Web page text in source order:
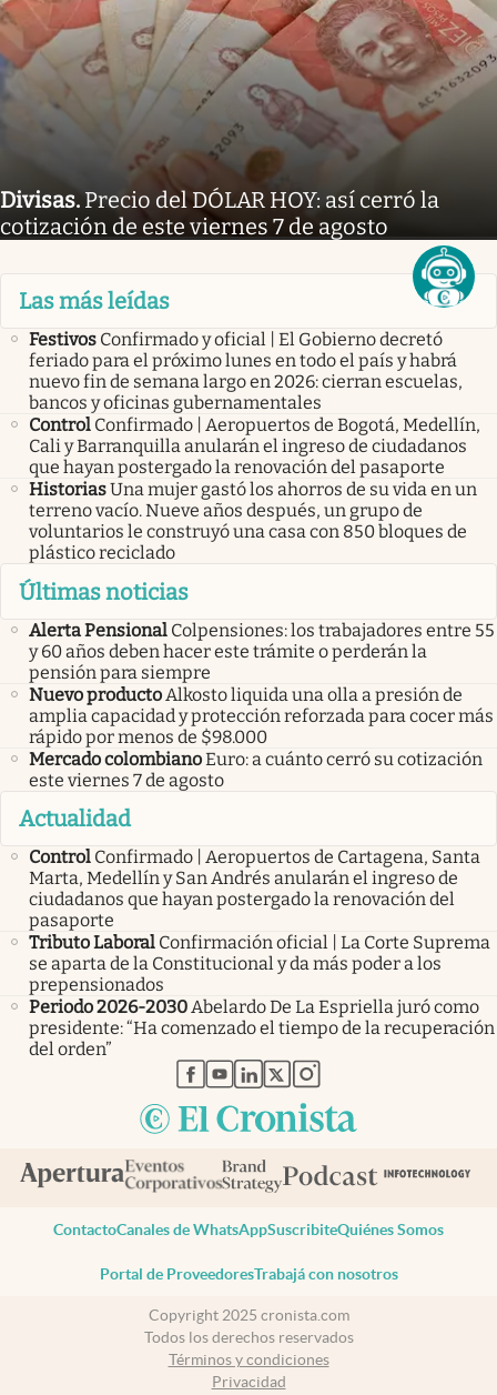
Divisas.Precio del DÓLAR HOY: así cerró la
cotización de este viernes 7 de agosto
Las más leídas
Festivos Confirmado y oficial | El Gobierno decretó
feriado para el próximo lunes en todo el país y habrá
nuevo fin de semana largo en 2026: cierran escuelas,
bancos y oficinas gubernamentales
Control Confirmado | Aeropuertos de Bogotá, Medellín,
Cali y Barranquilla anularán el ingreso de ciudadanos
que hayan postergado la renovación del pasaporte
HistoriasUna mujer gastó los ahorros de su vida en un
terreno vacío. Nueve años después, un grupo de
voluntarios le construyó una casa con 850 bloques de
plástico reciclado
Últimas noticias
Alerta Pensional Colpensiones: los trabajadores entre 55
y 60 años deben hacer este trámite o perderán la
pensión para siempre
Nuevo productoAlkosto liquida una olla a presión de
amplia capacidad y protección reforzada para cocer más
rápido por menos de $98.000
Mercado colombianoEuro: a cuánto cerró su cotización
este viernes 7 de agosto
Actualidad
Control Confirmado | Aeropuertos de Cartagena, Santa
Marta, Medellín y San Andrés anularán el ingreso de
ciudadanos que hayan postergado la renovación del
pasaporte
Tributo Laboral Confirmación oficial | La Corte Suprema
se aparta de la Constitucional y da más poder a los
prepensionados
Periodo 2026-2030Abelardo De La Espriella juró como
presidente: “Ha comenzado el tiempo de la recuperación
del orden”
abre en nueva pestaña
abre en nueva pestaña
abre en nueva pestaña
abre en nueva pestaña
abre en nueva pestaña
ContactoCanales de WhatsAppSuscribiteQuiénes Somos
Portal de ProveedoresTrabajá con nosotros
Copyright 2025 cronista.com
Todos los derechos reservados
Términos y condiciones
Privacidad